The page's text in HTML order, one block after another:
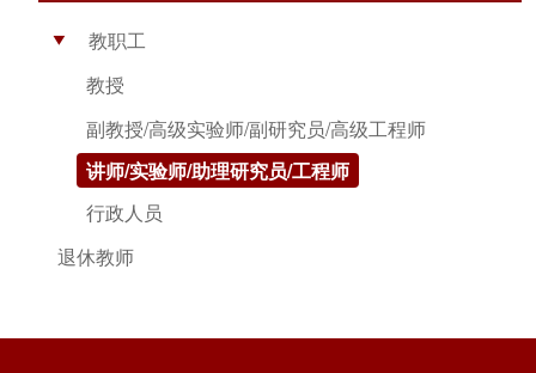
▶
教职工
教授
副教授/高级实验师/副研究员/高级工程师
讲师/实验师/助理研究员/工程师
行政人员
退休教师